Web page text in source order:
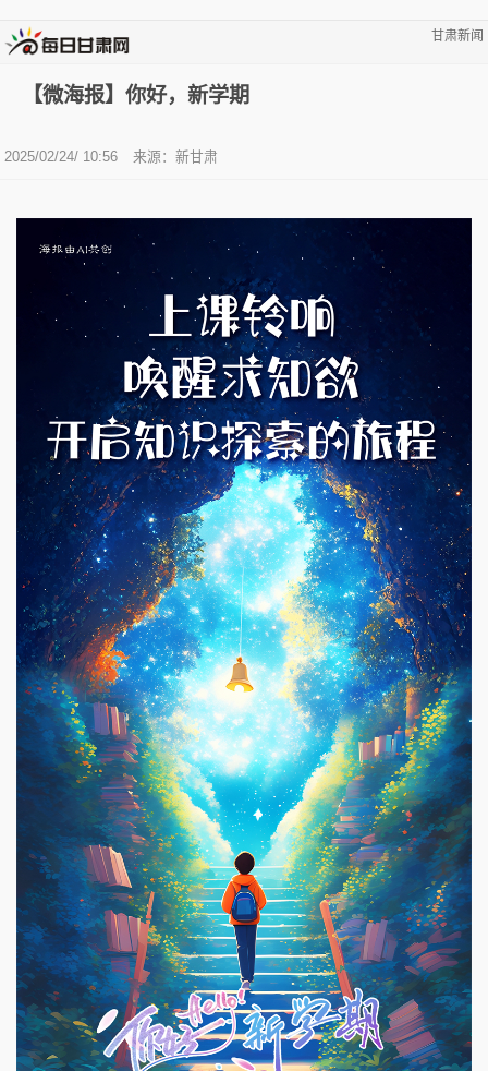
甘肃新闻
【微海报】你好，新学期
2025/02/24/ 10:56 来源：新甘肃